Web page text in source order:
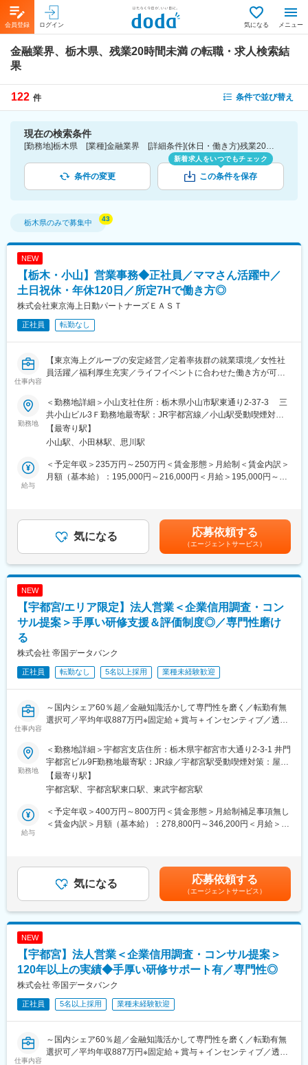
会員登録 ログイン 気になる メニュー
金融業界、栃木県、残業20時間未満 の転職・求人検索結
果
122 件 条件で並び替え
現在の検索条件
[勤務地]栃木県 [業種]金融業界 [詳細条件](休日・働き方)残業20時間未満
条件の変更
新着求人をいつでもチェック
この条件を保存
栃木県のみで募集中
NEW
【栃木・小山】営業事務◆正社員／ママさん活躍中／
土日祝休・年休120日／所定7Hで働き方◎
株式会社東京海上日動パートナーズＥＡＳＴ
正社員 転勤なし
仕事内容
【東京海上グループの安定経営／定着率抜群の就業環境／女性社
員活躍／福利厚生充実／ライフイベントに合わせた働き方が可
■業務概要：
当社の営業事務職として下記の業務をご担当いただきます。
・資料作成等の営業支援業務
・お客様への資料の郵送業務
・電話での保険契約の問い合わせ対応
【変更の範囲：なし】
力に見合った研修が実施されるため、業界や商品についての理解
等もしっかりと深められた状態で業務を行うことが可能です。
出来たりと、長く働ける環境が整っております。
勤務地
＜勤務地詳細＞小山支社住所：栃木県小山市駅東通り2-37-3 三
共小山ビル3Ｆ勤務地最寄駅：JR宇都宮線／小山駅受動喫煙対
策：屋内全面禁煙
【最寄り駅】
小山駅、小田林駅、思川駅
給与
＜予定年収＞235万円～250万円＜賃金形態＞月給制＜賃金内訳＞
月額（基本給）：195,000円～216,000円＜月給＞195,000円～
下する可能性があります。月給(月額)は固定手当を含めた表記で
す。
気になる 応募依頼する
（エージェントサービス）
NEW
【宇都宮/エリア限定】法人営業＜企業信用調査・コン
サル提案＞手厚い研修支援＆評価制度◎／専門性磨け
る
株式会社 帝国データバンク
正社員 転勤なし 5名以上採用 業種未経験歓迎
仕事内容
～国内シェア60％超／金融知識活かして専門性を磨く／転勤有無
選択可／平均年収887万円※固定給＋賞与＋インセンティブ／透明
■業務内容：
経営者と直接対話し、企業の本質に迫る「信用調査＋コンサルテ
ィング営業」をお任せします。
金融・経営知識を実務で深め、希少性の高いスキルを獲得し、市
場価値を高められる環境です。
1. 企業信用調査
・対象企業へ訪問し、事業内容や会社の特色、今後の展望、財務
・企業信用調査で得た情報から企業が抱えている課題を見つけ出
し、課題解決をご提案。
例１：与信管理に課題のある企業には信用調査報告書や倒産予測
継支援サービスや教育ツール、研修などを提案
訪問から報告書作成、提案まで一貫して担当。論理的思考力と課
題解決力を発揮し、企業の成長を支援します。
・企業信用調査のデータは、金融機関の融資可否判断や企業間の
融・経営知識を実務で深められます。
・社長や会社役員から企業の課題、悩みを直接相談され、解決を
勤務地
＜勤務地詳細＞宇都宮支店住所：栃木県宇都宮市大通り2-3-1 井門
宇都宮ビル9F勤務地最寄駅：JR線／宇都宮駅受動喫煙対策：屋内
全面禁煙変更の範囲：勤務地は業務上の都合により変更の可能性
があります
【最寄り駅】
宇都宮駅、宇都宮駅東口駅、東武宇都宮駅
給与
＜予定年収＞400万円～800万円＜賃金形態＞月給制補足事項無し
＜賃金内訳＞月額（基本給）：278,800円～346,200円＜月給＞
後）：800 万円（月給 35 万円＋賞与 90 万円＋営業給 100 万円）
※モデル年収は全国総合職の場合を記載賃金はあくまでも目安の金
額であり、選考を通じて上下する可能性があります。月給(月額)は
固定手当を含めた表記です。
気になる 応募依頼する
（エージェントサービス）
NEW
【宇都宮】法人営業＜企業信用調査・コンサル提案＞
120年以上の実績◆手厚い研修サポート有／専門性◎
株式会社 帝国データバンク
正社員 5名以上採用 業種未経験歓迎
仕事内容
～国内シェア60％超／金融知識活かして専門性を磨く／転勤有無
選択可／平均年収887万円※固定給＋賞与＋インセンティブ／透明